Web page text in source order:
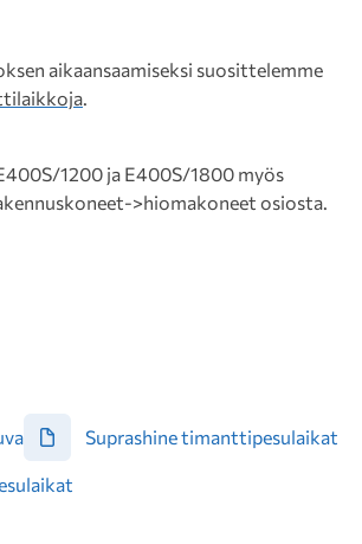
aikaansaamiseksi suosittelemme
.
1200 ja E400S/1800 myös
>hiomakoneet osiosta.
Suprashine timanttipesulaikat